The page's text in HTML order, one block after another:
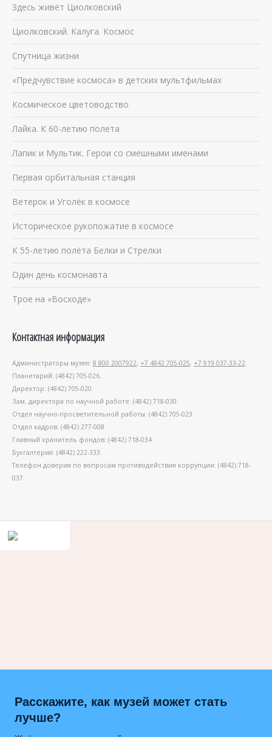
Здесь живёт Циолковский
Циолковский. Калуга. Космос
Спутница жизни
«Предчувствие космоса» в детских мультфильмах
Космическое цветоводство
Лайка. К 60-летию полета
Лапик и Мультик. Герои со смешными именами
Первая орбитальная станция
Ветерок и Уголёк в космосе
Историческое рукопожатие в космосе
К 55-летию полёта Белки и Стрелки
Один день космонавта
Трое на «Восходе»
Контактная информация
Администраторы музея: 8 800 2007922, +7 4842 705-025, +7 919 037-33-22
Планетарий: (4842) 705-026.
Директор: (4842) 705-020.
Зам. директора по научной работе: (4842) 718-030.
Отдел научно-просветительной работы: (4842) 705-023.
Отдел кадров: (4842) 277-008.
Главный хранитель фондов: (4842) 718-034.
Бухгалтерия: (4842) 222-333.
Телефон доверия по вопросам противодействия коррупции: (4842) 718-
037.
Расскажите, как музей может стать
лучше?